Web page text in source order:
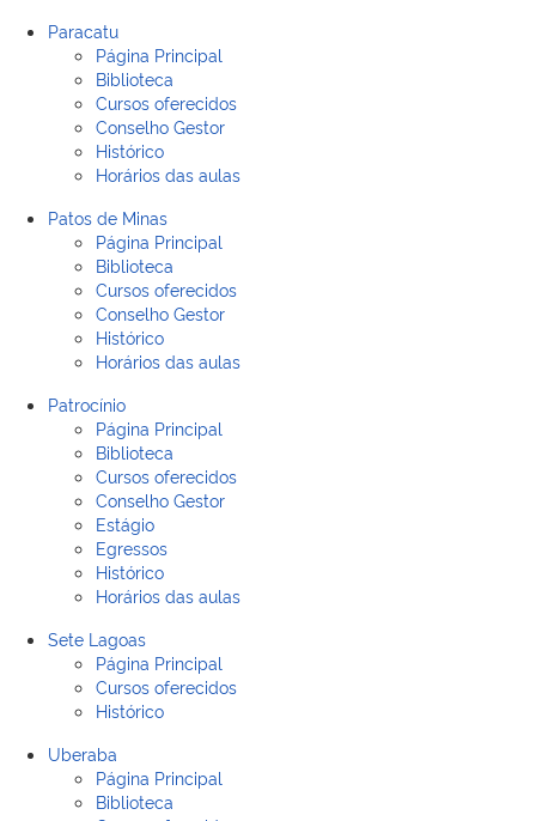
Paracatu
Página Principal
Biblioteca
Cursos oferecidos
Conselho Gestor
Histórico
Horários das aulas
Patos de Minas
Página Principal
Biblioteca
Cursos oferecidos
Conselho Gestor
Histórico
Horários das aulas
Patrocínio
Página Principal
Biblioteca
Cursos oferecidos
Conselho Gestor
Estágio
Egressos
Histórico
Horários das aulas
Sete Lagoas
Página Principal
Cursos oferecidos
Histórico
Uberaba
Página Principal
Biblioteca